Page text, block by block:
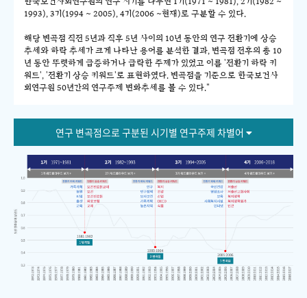
1993), 3기(1994 ~ 2005), 4기(2006 ~현재)로 구분할 수 있다.
해당 변곡점 직전 5년과 직후 5년 사이의 10년 동안의 연구 전환기에 상승
추세와 하락 추세가 크게 나타난 용어를 분석한 결과, 변곡점 전후의 총 10
년 동안 뚜렷하게 급증하거나 급락한 주제가 있었고 이를 '전환기 하락 키
워드', '전환기 상승 키워드'로 표현하였다. 변곡점을 기준으로 한국보건사
회연구원 50년간의 연구주제 변화추세를 볼 수 있다."
연구 변곡점으로 구분된 시기별 연구주제 차별어